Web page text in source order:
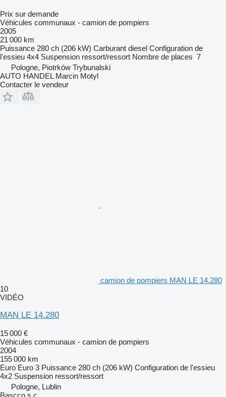
Prix sur demande
Véhicules communaux - camion de pompiers
2005
21 000 km
Puissance 280 ch (206 kW) Carburant diesel Configuration de
l'essieu 4x4 Suspension ressort/ressort Nombre de places 7
Pologne, Piotrków Trybunalski
AUTO HANDEL Marcin Motyl
Contacter le vendeur
camion de pompiers MAN LE 14.280
10
VIDÉO
MAN LE 14.280
15 000 €
Véhicules communaux - camion de pompiers
2004
155 000 km
Euro Euro 3 Puissance 280 ch (206 kW) Configuration de l'essieu
4x2 Suspension ressort/ressort
Pologne, Lublin
Bascco s.c.